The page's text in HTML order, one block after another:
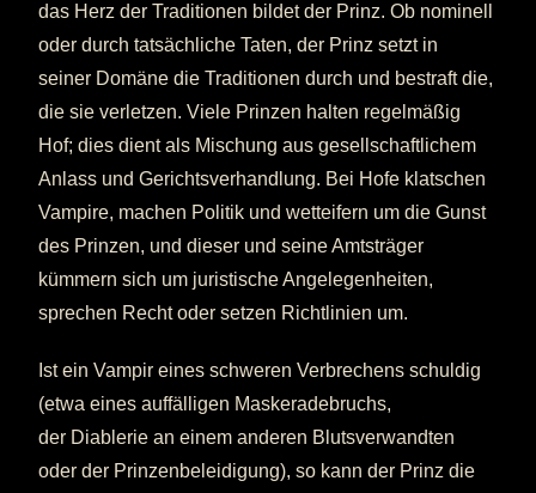
das Herz der Traditionen bildet der Prinz. Ob nominell
oder durch tatsächliche Taten, der Prinz setzt in
seiner Domäne die Traditionen durch und bestraft die,
die sie verletzen. Viele Prinzen halten regelmäßig
Hof; dies dient als Mischung aus gesellschaftlichem
Anlass und Gerichtsverhandlung. Bei Hofe klatschen
Vampire, machen Politik und wetteifern um die Gunst
des Prinzen, und dieser und seine Amtsträger
kümmern sich um juristische Angelegenheiten,
sprechen Recht oder setzen Richtlinien um.
Ist ein Vampir eines schweren Verbrechens schuldig
(etwa eines auffälligen Maskeradebruchs,
der Diablerie an einem anderen Blutsverwandten
oder der Prinzenbeleidigung), so kann der Prinz die